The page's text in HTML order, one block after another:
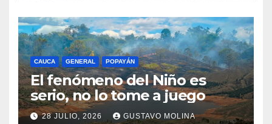
CAUCA GENERAL POPAYÁN
El fenómeno del Niño es
serio, no lo tome a juego
28 JULIO, 2026 GUSTAVO MOLINA